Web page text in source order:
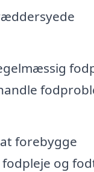
forebygge
og